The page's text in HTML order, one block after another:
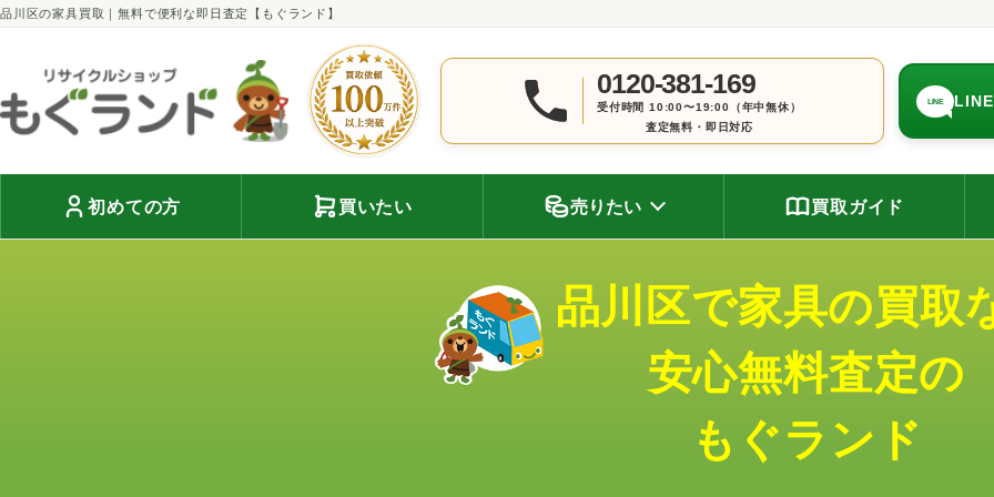
品川区の家具買取｜無料で便利な即日査定【もぐランド】
0120-381-169
受付時間 10:00〜19:00（年中無休）
査定無料・即日対応
LINE
初めての方 買いたい 売りたい 買取ガイド
品川区で家具の買取
安心無料査定の
もぐランド